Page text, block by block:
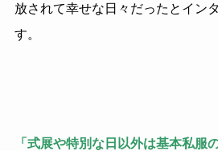
放されて幸せな日々だったとイン
す。
「式展や特別な日以外は基本私服